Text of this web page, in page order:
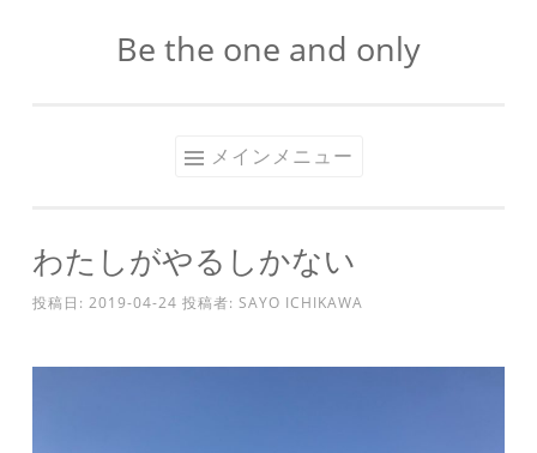
キ
ッ
Be the one and only
メインメニュー
わたしがやるしかない
投稿日: 2019-04-24 投稿者: SAYO ICHIKAWA